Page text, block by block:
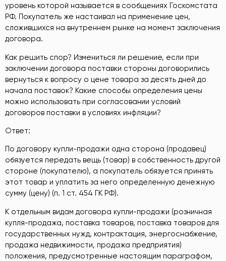
уровень которой называется в сообщениях Госкомстата
РФ. Покупатель же настаивал на применение цен,
сложившихся на внутреннем рынке на момент заключения
договора.
Как решить спор? Измениться ли решение, если при
заключении договора поставки стороны договорились
вернуться к вопросу о цене товара за десять дней до
начала поставок? Какие способы определения цены
можно использовать при согласовании условий
договоров поставки в условиях инфляции?
Ответ:
По договору купли-продажи одна сторона (продавец)
обязуется передать вещь (товар) в собственность другой
стороне (покупателю), а покупатель обязуется принять
этот товар и уплатить за него определенную денежную
сумму (цену) (п. 1 ст. 454 ГК РФ).
К отдельным видам договора купли-продажи (розничная
купля-продажа, поставка товаров, поставка товаров для
государственных нужд, контрактация, энергоснабжение,
продажа недвижимости, продажа предприятия)
положения, предусмотренные настоящим параграфом,